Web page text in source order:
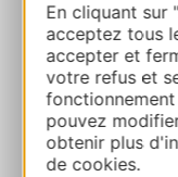
En cliquant sur
acceptez tous
accepter et
votre refus et
pouvez
obtenir plus
de cookies.
Facebook
AGGIUNGI
AL